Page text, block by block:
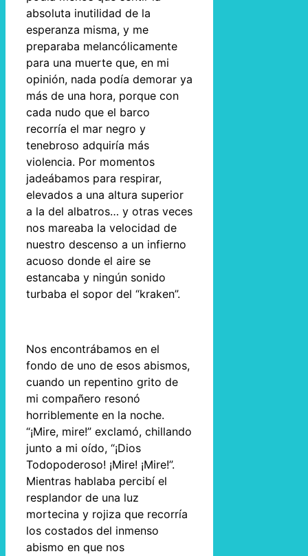
absoluta inutilidad de la
esperanza misma, y me
preparaba melancólicamente
para una muerte que, en mi
opinión, nada podía demorar ya
más de una hora, porque con
cada nudo que el barco
recorría el mar negro y
tenebroso adquiría más
violencia. Por momentos
jadeábamos para respirar,
elevados a una altura superior
a la del albatros… y otras veces
nos mareaba la velocidad de
nuestro descenso a un infierno
acuoso donde el aire se
estancaba y ningún sonido
turbaba el sopor del “kraken”.
Nos encontrábamos en el
fondo de uno de esos abismos,
cuando un repentino grito de
mi compañero resonó
horriblemente en la noche.
“¡Mire, mire!” exclamó, chillando
junto a mi oído, “¡Dios
Todopoderoso! ¡Mire! ¡Mire!”.
Mientras hablaba percibí el
resplandor de una luz
mortecina y rojiza que recorría
los costados del inmenso
abismo en que nos